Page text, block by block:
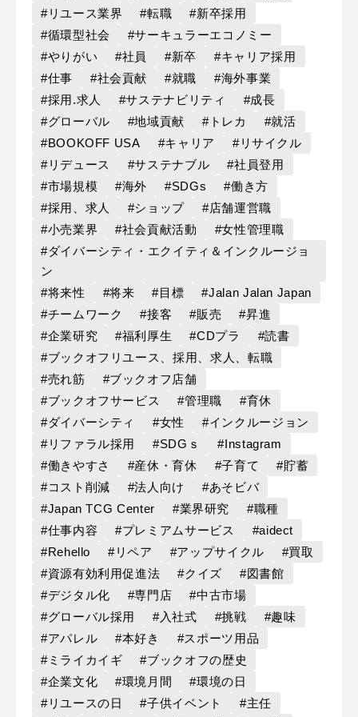
#リユース業界
#転職
#新卒採用
#循環型社会
#サーキュラーエコノミー
#やりがい
#社員 #新卒
#キャリア採用
#仕事
#社会貢献 #就職
#海外事業
#採用.求人
#サステナビリティ
#成長
#グローバル
#地域貢献 #トレカ
#就活
#BOOKOFF USA
#キャリア
#リサイクル
#リデュース
#サステナブル
#社員登用
#市場規模
#海外 #SDGs
#働き方
#採用、求人
#ショップ
#店舗運営職
#小売業界
#社会貢献活動
#女性管理職
#ダイバーシティ・エクイティ＆インクルージョ
ン
#将来性
#将来 #目標
#Jalan Jalan Japan
#チームワーク
#接客 #販売
#昇進
#企業研究
#福利厚生 #CDプラ
#読書
#ブックオフリユース、採用、求人、転職
#売れ筋
#ブックオフ店舗
#ブックオフサービス
#管理職
#育休
#ダイバーシティ
#女性
#インクルージョン
#リファラル採用
#SDGｓ
#Instagram
#働きやすさ
#産休・育休 #子育て
#貯蓄
#コスト削減
#法人向け
#あそビバ
#Japan TCG Center
#業界研究
#職種
#仕事内容
#プレミアムサービス
#aidect
#Rehello
#リペア #アップサイクル
#買取
#資源有効利用促進法
#クイズ
#図書館
#デジタル化
#専門店
#中古市場
#グローバル採用
#入社式 #挑戦
#趣味
#アパレル
#本好き
#スポーツ用品
#ミライカイギ
#ブックオフの歴史
#企業文化
#環境月間
#環境の日
#リユースの日
#子供イベント
#主任